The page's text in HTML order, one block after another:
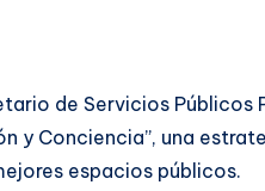
de Servicios
y Conciencia”, una
espacios públicos.